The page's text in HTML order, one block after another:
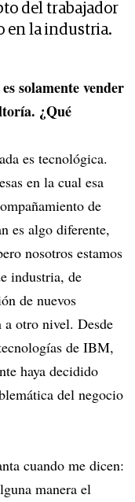
del trabajador
en la industria.
solamente vender
¿Qué
es tecnológica.
en la cual esa
de
es algo diferente,
nosotros estamos
industria, de
de nuevos
a otro nivel. Desde
de IBM,
haya decidido
del negocio
cuando me dicen:
manera el